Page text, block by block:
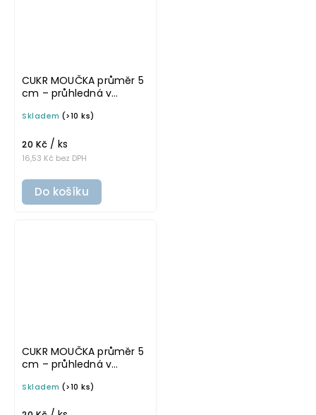
CUKR MOUČKA průměr 5
cm – průhledná v
omyvatelná samolepka
Skladem (>10 ks)
16,53 Kč bez DPH
20 Kč / ks
Do košíku
CUKR MOUČKA průměr 5
cm – průhledná v
omyvatelná samolepka
Skladem (>10 ks)